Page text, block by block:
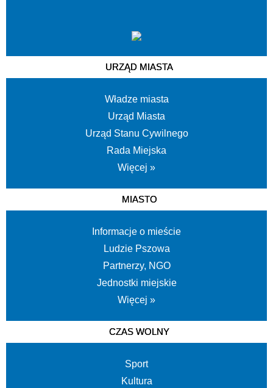
URZĄD MIASTA
Władze miasta
Urząd Miasta
Urząd Stanu Cywilnego
Rada Miejska
Więcej »
MIASTO
Informacje o mieście
Ludzie Pszowa
Partnerzy, NGO
Jednostki miejskie
Więcej »
CZAS WOLNY
Sport
Kultura